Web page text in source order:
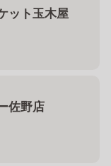
ット玉木屋
佐野店